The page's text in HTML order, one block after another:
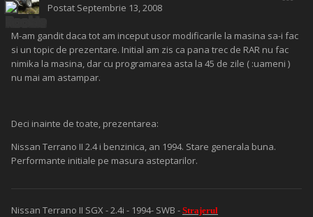
Postat Septembrie 13, 2008
M-am gandit daca tot am inceput usor modificarile la masina sa-i fac
si un topic de prezentare. Initial am zis ca pana trec de RAR nu fac
nimika la masina, dar cu programarea asta la 45 de zile ( :uameni )
nu mai am astampar.
Deci inainte de toate, prezentarea:
Nissan Terrano II 2.4 i benzinica, an 1994. Stare generala buna.
Performante initiale pe masura asteptarilor.
Nissan Terrano II SGX - 2.4i - 1994- SWB - Strajerul